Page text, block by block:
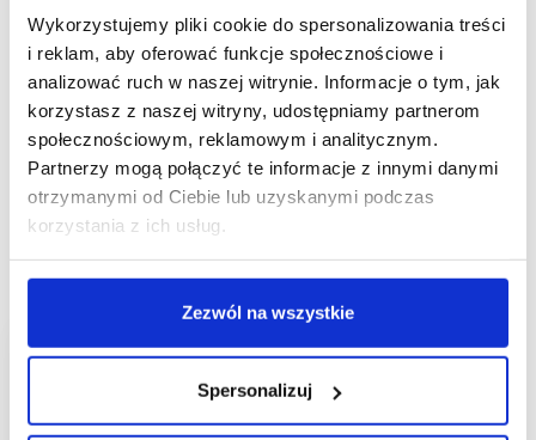
Wykorzystujemy pliki cookie do spersonalizowania treści
i reklam, aby oferować funkcje społecznościowe i
analizować ruch w naszej witrynie. Informacje o tym, jak
korzystasz z naszej witryny, udostępniamy partnerom
społecznościowym, reklamowym i analitycznym.
Partnerzy mogą połączyć te informacje z innymi danymi
otrzymanymi od Ciebie lub uzyskanymi podczas
korzystania z ich usług.
Zezwól na wszystkie
Spersonalizuj
Dlaczego warto wziąć udział w SCF?